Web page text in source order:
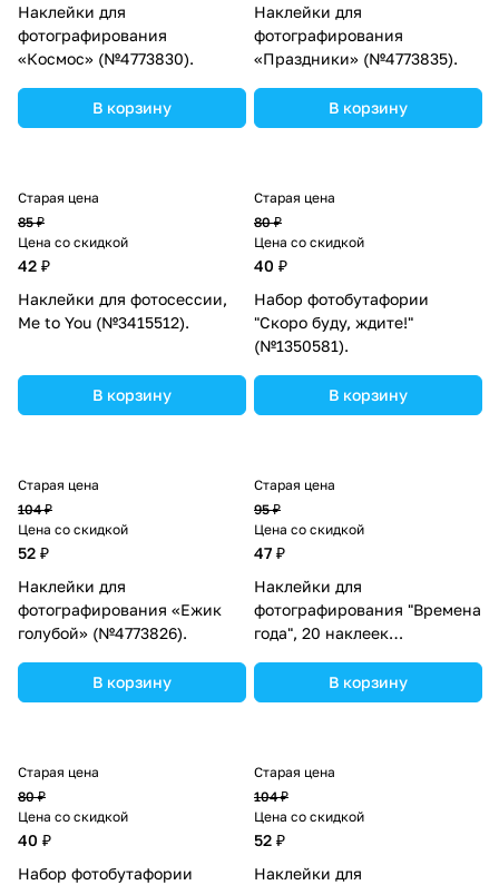
Наклейки для
фотографирования
«Космос» (№4773830).
В корзину
Наклейки для
фотографирования
«Праздники» (№4773835).
В корзину
Старая цена
85 ₽
Цена со скидкой
42 ₽
Наклейки для фотосессии,
Me to You (№3415512).
В корзину
Старая цена
80 ₽
Цена со скидкой
40 ₽
Набор фотобутафории
"Скоро буду, ждите!"
(№1350581).
В корзину
Старая цена
104 ₽
Цена со скидкой
52 ₽
Наклейки для
фотографирования «Ежик
голубой» (№4773826).
В корзину
Старая цена
95 ₽
Цена со скидкой
47 ₽
Наклейки для
фотографирования "Времена
года", 20 наклеек
В корзину
Старая цена
80 ₽
Цена со скидкой
40 ₽
Набор фотобутафории
Старая цена
104 ₽
Цена со скидкой
52 ₽
Наклейки для